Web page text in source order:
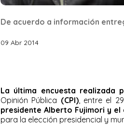
De acuerdo a información
09 Abr 2014
La última encuesta realizada
Opinión Pública (CPI), entre el
presidente Alberto Fujimori y
para la elección presidencial y